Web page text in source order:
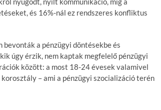
és 16%-nál ez rendszeres konfliktus
a pénzügyi döntésekbe és
úgy érzik, nem kaptak megfelelő pénzügyi
között: a most 18-24 évesek valamivel
– ami a pénzügyi szocializáció terén